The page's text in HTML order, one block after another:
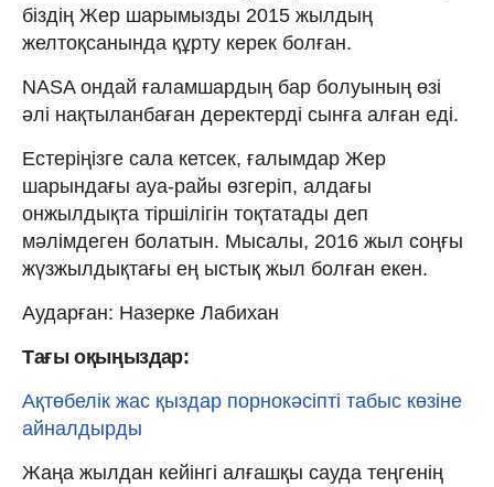
біздің Жер шарымызды 2015 жылдың
желтоқсанында құрту керек болған.
NASA ондай ғаламшардың бар болуының өзі
әлі нақтыланбаған деректерді сынға алған еді.
Естеріңізге сала кетсек, ғалымдар Жер
шарындағы ауа-райы өзгеріп, алдағы
онжылдықта тіршілігін тоқтатады деп
мәлімдеген болатын. Мысалы, 2016 жыл соңғы
жүзжылдықтағы ең ыстық жыл болған екен.
Аударған: Назерке Лабихан
Тағы оқыңыздар:
Ақтөбелік жас қыздар порнокәсіпті табыс көзіне
айналдырды
Жаңа жылдан кейінгі алғашқы сауда теңгенің